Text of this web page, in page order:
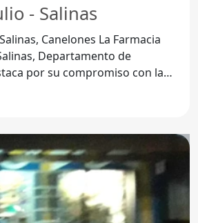
- Salinas
Canelones La Farmacia
Departamento de
por su compromiso con la